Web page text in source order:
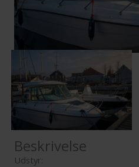
Beskrivelse
Udstyr: